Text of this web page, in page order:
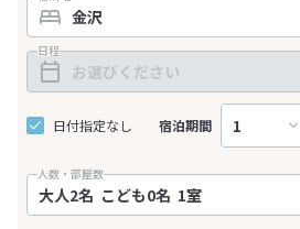
日程
日付指定なし 宿泊期間
人数・部屋数